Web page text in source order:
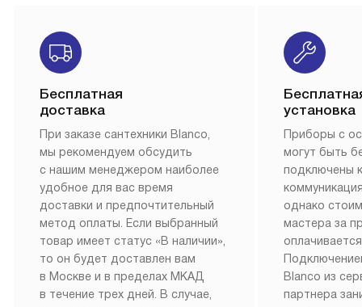
Бесплатная
доставка
При заказе сантехники Blanco,
мы рекомендуем обсудить
с нашим менеджером наиболее
удобное для вас время
доставки и предпочтительный
метод оплаты. Если выбранный
товар имеет статус «В наличии»,
то он будет доставлен вам
в Москве и в пределах МКАД
в течение трех дней. В случае,
установка
Приборы с
могут быть
подключены
однако
мастера за
Blanco из
партнера